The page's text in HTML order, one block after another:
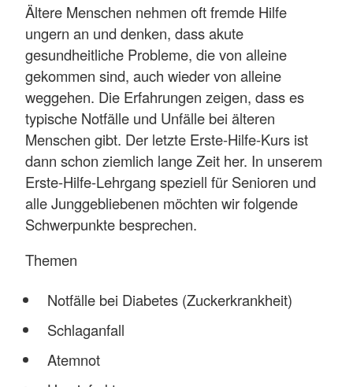
Ältere Menschen nehmen oft fremde Hilfe
ungern an und denken, dass akute
gesundheitliche Probleme, die von alleine
gekommen sind, auch wieder von alleine
weggehen. Die Erfahrungen zeigen, dass es
typische Notfälle und Unfälle bei älteren
Menschen gibt. Der letzte Erste-Hilfe-Kurs ist
dann schon ziemlich lange Zeit her. In unserem
Erste-Hilfe-Lehrgang speziell für Senioren und
alle Junggebliebenen möchten wir folgende
Schwerpunkte besprechen.
Themen
Notfälle bei Diabetes (Zuckerkrankheit)
Schlaganfall
Atemnot